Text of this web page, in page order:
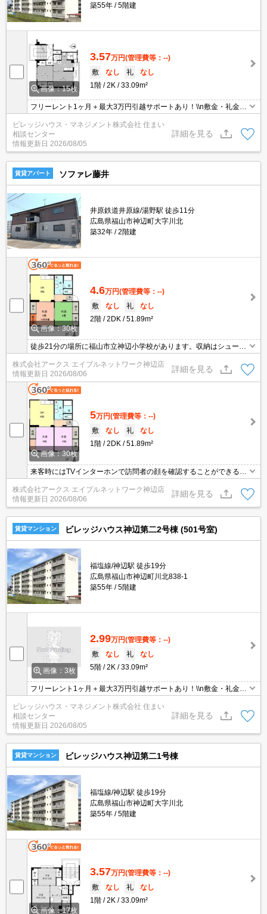
築55年
5階建
画像：15枚
3.57万円(管理費等：--)
敷
なし 礼
なし
1階
2K 33.09m²
フリーレント1ヶ月＋最大3万円引越サポートあり！\\n敷金・礼金・
更新料・鍵交換手数料0円！※契約内容や審査の結果、敷金をお預
かりする場合がございます。
ビレッジハウス・マネジメント株式会社 住まい
相談センター
情報更新日 2026/08/05
詳細を見る
賃貸アパート ソファレ藤井
井原鉄道井原線/湯野駅 徒歩11分
広島県福山市神辺町大字川北
築32年
2階建
画像：30枚
4.6万円(管理費等：--)
敷
なし 礼
なし
2階
2DK 51.89m²
徒歩21分の場所に福山市立神辺小学校があります。収納はシューズ
も可能です。入居後、改めて便利に感じるのは独立した洗面所の物
件。玄関先まで覗き穴を覗きに行かなくてもインターホン越しに誰
が来たのかを確認できます。
株式会社アークス エイブルネットワーク神辺店
情報更新日 2026/08/06
詳細を見る
画像：30枚
5万円(管理費等：--)
敷
なし 礼
なし
1階
2DK 51.89m²
来客時にはTVインターホンで訪問者の顔を確認することができるの
で防犯対策につながります。身支度に必要となる様々なアイテムを
収納可能なスペースがある独立洗面台が付いています。収納はシュ
ーズボックス・全居室収納などが備え付けられているので、衣類や
日用品の収納に重宝します。閑静な住宅地にある物件です。
株式会社アークス エイブルネットワーク神辺店
情報更新日 2026/08/06
詳細を見る
賃貸マンション ビレッジハウス神辺第二2号棟 (501号室)
福塩線/神辺駅 徒歩19分
広島県福山市神辺町川北838-1
築55年
5階建
画像：3枚
2.99万円(管理費等：--)
敷
なし 礼
なし
5階
2K 33.09m²
フリーレント1ヶ月＋最大3万円引越サポートあり！\\n敷金・礼金・
更新料・鍵交換手数料0円！※契約内容や審査の結果、敷金をお預
かりする場合がございます。
ビレッジハウス・マネジメント株式会社 住まい
相談センター
情報更新日 2026/08/05
詳細を見る
賃貸マンション ビレッジハウス神辺第二1号棟
福塩線/神辺駅 徒歩19分
広島県福山市神辺町大字川北
築55年
5階建
画像：17枚
3.57万円(管理費等：--)
敷
なし 礼
なし
1階
2K 33.09m²